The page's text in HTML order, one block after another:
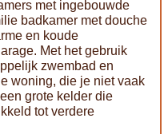
met ingebouwde
badkamer met douche
en koude
Met het gebruik
zwembad en
woning, die je niet vaak
grote kelder die
tot verdere